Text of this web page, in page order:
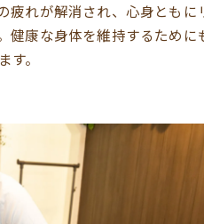
れが解消され、心身とも
康な身体を維持するため
。